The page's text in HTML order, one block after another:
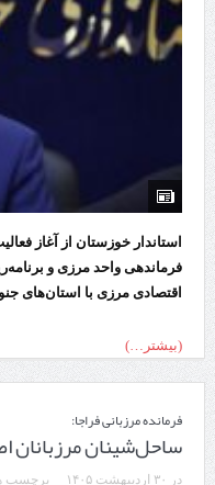
فرماندهی واحد مرزی و
اقتصادی مرزی با استان‌های
(بیشتر…)
فرمانده مرزبانی فراجا:
ساحل‌شینان
در ۳۰ اردیبهشت ۱۴۰۵ برچسب